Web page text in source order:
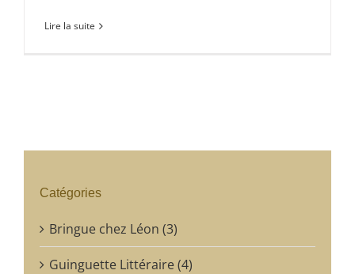
Lire la suite
Catégories
Bringue chez Léon (3)
Guinguette Littéraire (4)